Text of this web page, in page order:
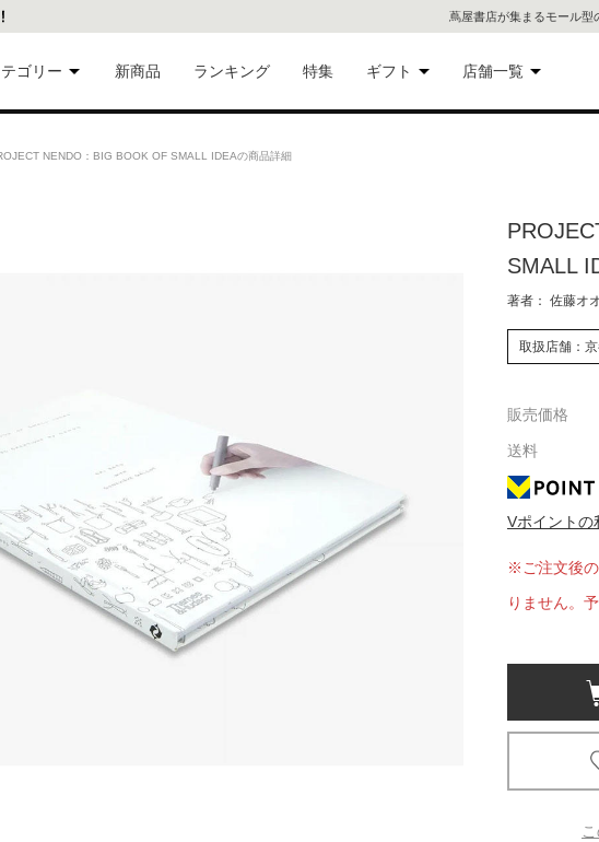
蔦屋書店が集まるモール型
ゴリー
美術品
雑貨
家電
新商品 ランキング 特集 ギフト 店舗一覧
代官
屋書
銀座
屋書
蔦屋
梅田
書店
NENDO：BIG BOOK OF SMALL IDEAの商品詳細
SMALL
著者： 佐藤オ
取扱店舗：
販売価格
送料
Vポイントの
※ご注文後
りません。